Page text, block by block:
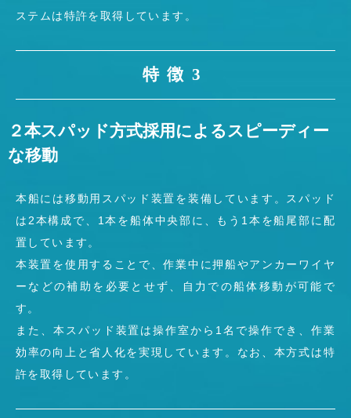
ステムは特許を取得しています。
特徴3
２本スパッド方式採用によるスピーディー
な移動
本船には移動用スパッド装置を装備しています。スパッド
は2本構成で、1本を船体中央部に、もう1本を船尾部に配
置しています。
本装置を使用することで、作業中に押船やアンカーワイヤ
ーなどの補助を必要とせず、自力での船体移動が可能で
す。
また、本スパッド装置は操作室から1名で操作でき、作業
効率の向上と省人化を実現しています。なお、本方式は特
許を取得しています。